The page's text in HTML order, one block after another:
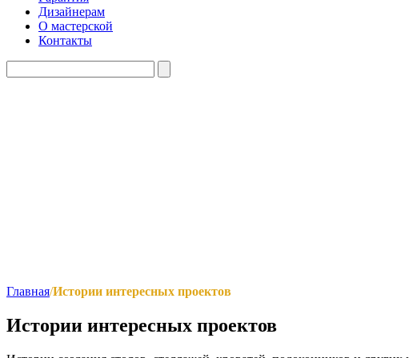
Дизайнерам
О мастерской
Контакты
Главная/Истории интересных проектов
Истории интересных проектов